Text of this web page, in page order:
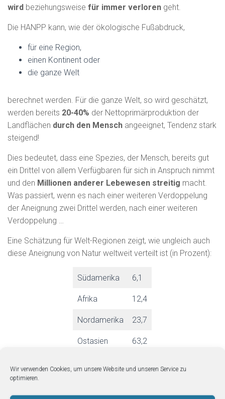
Wir verwenden Cookies, um unsere Website und unseren Service zu
optimieren.
wird beziehungsweise für immer verloren geht.
Die HANPP kann, wie der ökologische Fußabdruck,
für eine Region,
einen Kontinent oder
die ganze Welt
berechnet werden. Für die ganze Welt, so wird geschätzt,
werden bereits 20-40% der Nettoprimärproduktion der
Landflächen durch den Mensch angeeignet, Tendenz stark
steigend!
Dies bedeutet, dass eine Spezies, der Mensch, bereits gut
ein Drittel von allem Verfügbaren für sich in Anspruch nimmt
und den Millionen anderer Lebewesen streitig macht.
Was passiert, wenn es nach einer weiteren Verdoppelung
der Aneignung zwei Drittel werden, nach einer weiteren
Verdoppelung …
Eine Schätzung für Welt-Regionen zeigt, wie ungleich auch
diese Aneignung von Natur weltweit verteilt ist (in Prozent):
Südamerika 6,1
Afrika 12,4
Nordamerika 23,7
Ostasien 63,2